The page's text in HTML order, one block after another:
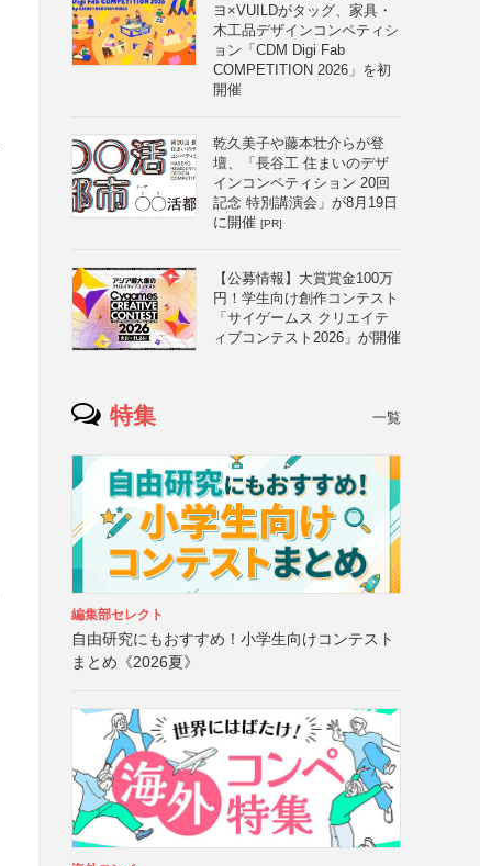
ヨ×VUILDがタッグ、家具・
木工品デザインコンペティシ
ョン「CDM Digi Fab
COMPETITION 2026」を初
開催
乾久美子や藤本壮介らが登
壇、「長谷工 住まいのデザ
インコンペティション 20回
記念 特別講演会」が8月19日
に開催 [PR]
【公募情報】大賞賞金100万
円！学生向け創作コンテスト
「サイゲームス クリエイテ
ィブコンテスト2026」が開催
特集 一覧
編集部セレクト
自由研究にもおすすめ！小学生向けコンテスト
まとめ《2026夏》